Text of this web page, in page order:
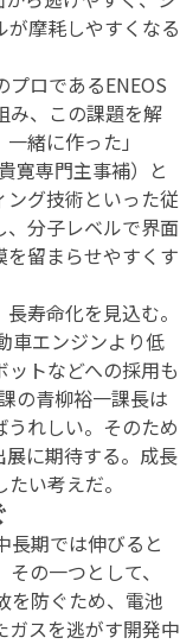
摩耗しやすくなる
ロであるENEOS
み、この課題を解
緒に作った」
寛専門主事補）と
グ技術といった従
分子レベルで界面
留まらせやすくす
寿命化を見込む。
車エンジンより低
トなどへの採用も
の青柳裕一課長は
うれしい。そのため
に期待する。成長
い考えだ。
長期では伸びると
の一つとして、
を防ぐため、電池
ガスを逃がす開発中